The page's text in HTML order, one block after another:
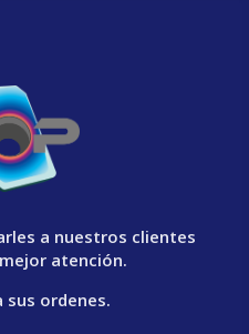
a nuestros clientes
atención.
ordenes.